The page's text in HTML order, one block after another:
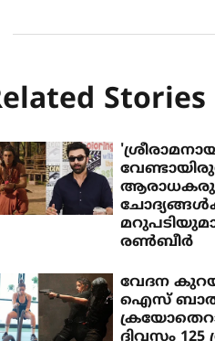
Stories
രൺബീർ
വേദന
ഐസ്
ദിവസം 125